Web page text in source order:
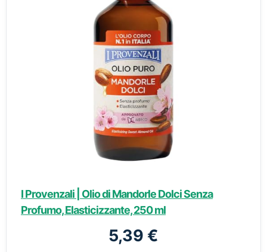
I Provenzali | Olio di Mandorle Dolci Senza
Profumo, Elasticizzante, 250 ml
5,39 €